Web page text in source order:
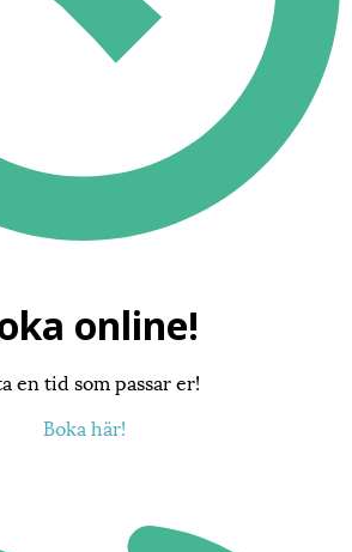
online!
en tid som passar er!
Boka här!